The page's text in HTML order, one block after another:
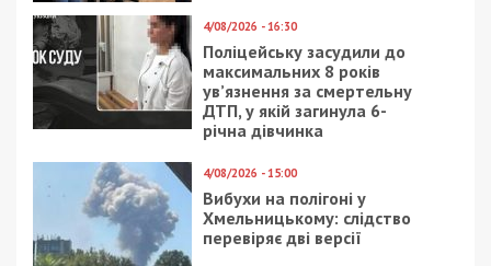
Приєднуйтесь також до 49000 в Google News. Слідкуйте
за останніми новинами!
Приєднатися
Читайте також